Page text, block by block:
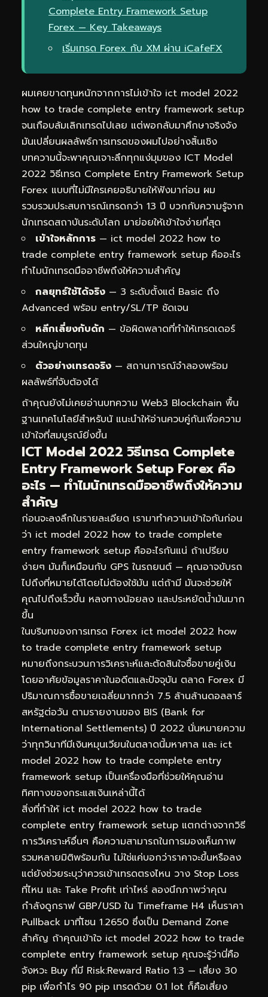
Complete Entry Framework Setup
Forex — Key Takeaways
เริ่มเทรด Forex กับ XM ผ่าน iCafeFX
ผมเคยขาดทุนหนักจากการไม่เข้าใจ ict model 2022
how to trade complete entry framework setup
จนเกือบล้มเลิกเทรดไปเลย แต่พอกลับมาศึกษาจริงจัง
มันเปลี่ยนผลลัพธ์การเทรดของผมไปอย่างสิ้นเชิง
บทความนี้จะพาคุณเจาะลึกทุกแง่มุมของ ICT Model
2022 วิธีเทรด Complete Entry Framework Setup
Forex แบบที่ไม่มีใครเคยอธิบายให้ฟังมาก่อน ผม
รวบรวมประสบการณ์เทรดกว่า 13 ปี บวกกับความรู้จาก
นักเทรดสถาบันระดับโลก มาย่อยให้เข้าใจง่ายที่สุด
เข้าใจหลักการ — ict model 2022 how to
trade complete entry framework setup คืออะไร
ทำไมนักเทรดมืออาชีพถึงให้ความสำคัญ
กลยุทธ์ใช้ได้จริง — 3 ระดับตั้งแต่ Basic ถึง
Advanced พร้อม entry/SL/TP ชัดเจน
หลีกเลี่ยงกับดัก — ข้อผิดพลาดที่ทำให้เทรดเดอร์
ส่วนใหญ่ขาดทุน
ตัวอย่างเทรดจริง — สถานการณ์จำลองพร้อม
ผลลัพธ์ที่จับต้องได้
ถ้าคุณยังไม่เคยอ่านบทความ Web3 Blockchain พื้น
ฐานเทคโนโลยีสำหรับนัแนะนำให้อ่านควบคู่กันเพื่อความ
เข้าใจที่สมบูรณ์ยิ่งขึ้น
ICT Model 2022 วิธีเทรด Complete
Entry Framework Setup Forex คือ
อะไร — ทำไมนักเทรดมืออาชีพถึงให้ความ
สำคัญ
ก่อนจะลงลึกในรายละเอียด เรามาทำความเข้าใจกันก่อน
ว่า ict model 2022 how to trade complete
entry framework setup คืออะไรกันแน่ ถ้าเปรียบ
ง่ายๆ มันก็เหมือนกับ GPS ในรถยนต์ — คุณอาจขับรถ
ไปถึงที่หมายได้โดยไม่ต้องใช้มัน แต่ถ้ามี มันจะช่วยให้
คุณไปถึงเร็วขึ้น หลงทางน้อยลง และประหยัดน้ำมันมาก
ขึ้น
ในบริบทของการเทรด Forex ict model 2022 how
to trade complete entry framework setup
หมายถึงกระบวนการวิเคราะห์และตัดสินใจซื้อขายคู่เงิน
โดยอาศัยข้อมูลราคาในอดีตและปัจจุบัน ตลาด Forex มี
ปริมาณการซื้อขายเฉลี่ยมากกว่า 7.5 ล้านล้านดอลลาร์
สหรัฐต่อวัน ตามรายงานของ BIS (Bank for
International Settlements) ปี 2022 นั่นหมายความ
ว่าทุกวินาทีมีเงินหมุนเวียนในตลาดนี้มหาศาล และ ict
model 2022 how to trade complete entry
framework setup เป็นเครื่องมือที่ช่วยให้คุณอ่าน
ทิศทางของกระแสเงินเหล่านี้ได้
สิ่งที่ทำให้ ict model 2022 how to trade
complete entry framework setup แตกต่างจากวิธี
การวิเคราะห์อื่นๆ คือความสามารถในการมองเห็นภาพ
รวมหลายมิติพร้อมกัน ไม่ใช่แค่บอกว่าราคาจะขึ้นหรือลง
แต่ยังช่วยระบุว่าควรเข้าเทรดตรงไหน วาง Stop Loss
ที่ไหน และ Take Profit เท่าไหร่ ลองนึกภาพว่าคุณ
กำลังดูกราฟ GBP/USD ใน Timeframe H4 เห็นราคา
Pullback มาที่โซน 1.2650 ซึ่งเป็น Demand Zone
สำคัญ ถ้าคุณเข้าใจ ict model 2022 how to trade
complete entry framework setup คุณจะรู้ว่านี่คือ
จังหวะ Buy ที่มี Risk:Reward Ratio 1:3 — เสี่ยง 30
pip เพื่อกำไร 90 pip เทรดด้วย 0.1 lot ก็คือเสี่ยง